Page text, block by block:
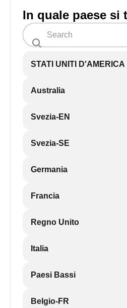
In quale paese si
STATI UNITI D'AMERICA
Australia
Svezia-EN
Svezia-SE
Germania
Francia
Regno Unito
Italia
Paesi Bassi
Belgio-FR